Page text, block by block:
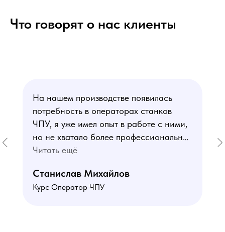
Что говорят о нас клиенты
На нашем производстве появилась
потребность в операторах станков
ЧПУ, я уже имел опыт в работе с ними,
но не хватало более профессиональных
знаний. В курсе мне понравился блок
и программированию - это как раз то,
чего мне не хватало. Преподаватели
Читать ещё
Станислав Михайлов
Курс Оператор ЧПУ